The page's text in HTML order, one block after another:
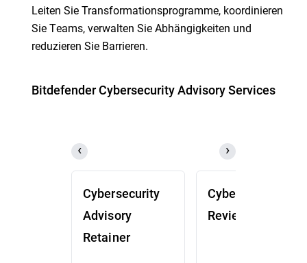
Leiten Sie Transformationsprogramme, koordinieren
Sie Teams, verwalten Sie Abhängigkeiten und
reduzieren Sie Barrieren.
Bitdefender Cybersecurity Advisory Services
Cybersecurity
Advisory
Retainer
Cybersecurity
Review (CSR)